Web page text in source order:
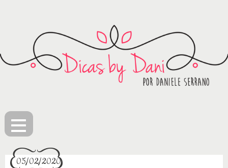
≡
05/02/2020